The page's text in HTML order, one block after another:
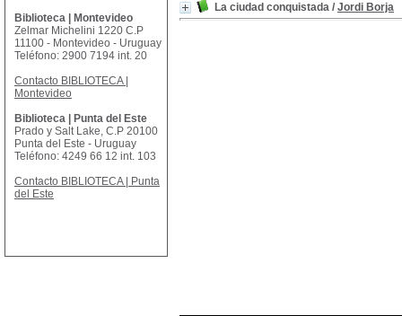
La ciudad conquistada / Jordi Borja
Biblioteca | Montevideo
Zelmar Michelini 1220 C.P
11100 - Montevideo - Uruguay
Teléfono: 2900 7194 int. 20
Contacto BIBLIOTECA |
Montevideo
Biblioteca | Punta del Este
Prado y Salt Lake, C.P 20100
Punta del Este - Uruguay
Teléfono: 4249 66 12 int. 103
Contacto BIBLIOTECA | Punta
del Este